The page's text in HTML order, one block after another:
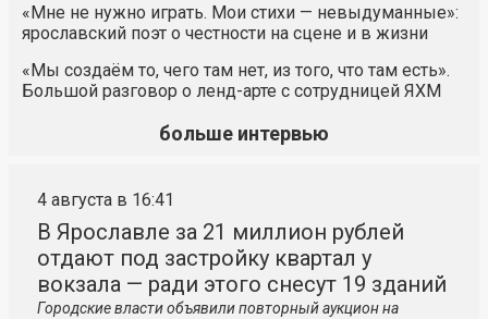
«Мне не нужно играть. Мои стихи — невыдуманные»:
ярославский поэт о честности на сцене и в жизни
«Мы создаём то, чего там нет, из того, что там есть».
Большой разговор о ленд-арте с сотрудницей ЯХМ
больше интервью
4 августа в 16:41
В Ярославле за 21 миллион рублей
отдают под застройку квартал у
вокзала — ради этого снесут 19 зданий
Городские власти объявили повторный аукцион на